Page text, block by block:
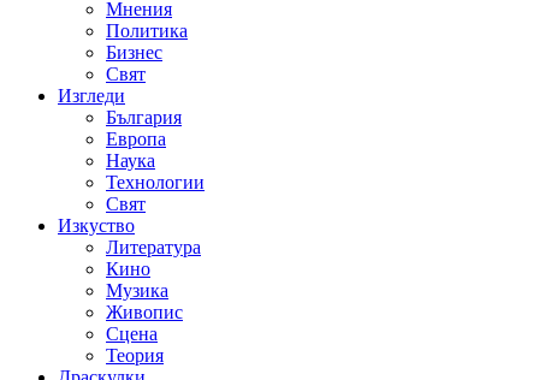
Мнения
Политика
Бизнес
Свят
Изгледи
България
Европа
Наука
Технологии
Свят
Изкуство
Литература
Кино
Музика
Живопис
Сцена
Теория